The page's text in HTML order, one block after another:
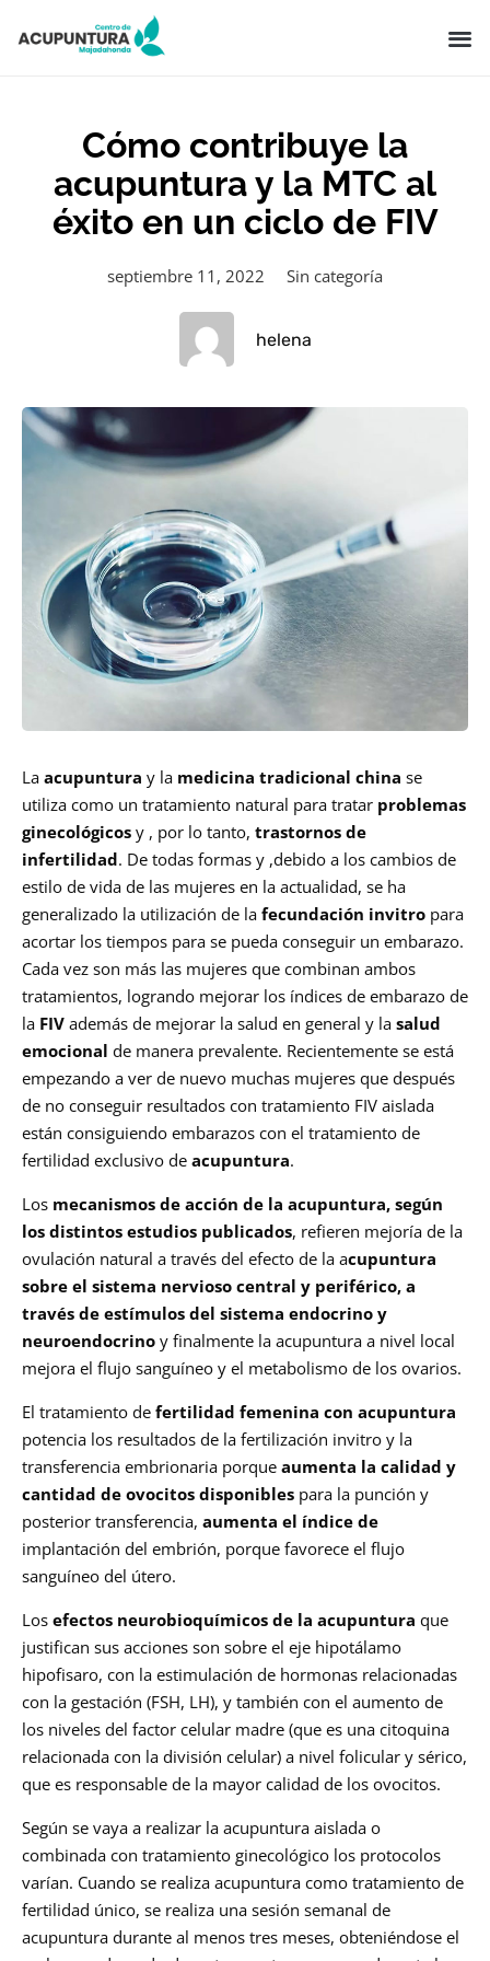
Cómo contribuye la
acupuntura y la MTC al
éxito en un ciclo de FIV
septiembre 11, 2022 Sin categoría
helena
La acupuntura y la medicina tradicional china se
utiliza como un tratamiento natural para tratar problemas
ginecológicos y , por lo tanto, trastornos de
infertilidad. De todas formas y ,debido a los cambios de
estilo de vida de las mujeres en la actualidad, se ha
generalizado la utilización de la fecundación invitro para
acortar los tiempos para se pueda conseguir un embarazo.
Cada vez son más las mujeres que combinan ambos
tratamientos, logrando mejorar los índices de embarazo de
la FIV además de mejorar la salud en general y la salud
emocional de manera prevalente. Recientemente se está
empezando a ver de nuevo muchas mujeres que después
de no conseguir resultados con tratamiento FIV aislada
están consiguiendo embarazos con el tratamiento de
fertilidad exclusivo de acupuntura.
Los mecanismos de acción de la acupuntura, según
los distintos estudios publicados, refieren mejoría de la
ovulación natural a través del efecto de la acupuntura
sobre el sistema nervioso central y periférico, a
través de estímulos del sistema endocrino y
neuroendocrino y finalmente la acupuntura a nivel local
mejora el flujo sanguíneo y el metabolismo de los ovarios.
El tratamiento de fertilidad femenina con acupuntura
potencia los resultados de la fertilización invitro y la
transferencia embrionaria porque aumenta la calidad y
cantidad de ovocitos disponibles para la punción y
posterior transferencia, aumenta el índice de
implantación del embrión, porque favorece el flujo
sanguíneo del útero.
Los efectos neurobioquímicos de la acupuntura que
justifican sus acciones son sobre el eje hipotálamo
hipofisaro, con la estimulación de hormonas relacionadas
con la gestación (FSH, LH), y también con el aumento de
los niveles del factor celular madre (que es una citoquina
relacionada con la división celular) a nivel folicular y sérico,
que es responsable de la mayor calidad de los ovocitos.
Según se vaya a realizar la acupuntura aislada o
combinada con tratamiento ginecológico los protocolos
varían. Cuando se realiza acupuntura como tratamiento de
fertilidad único, se realiza una sesión semanal de
acupuntura durante al menos tres meses, obteniéndose el